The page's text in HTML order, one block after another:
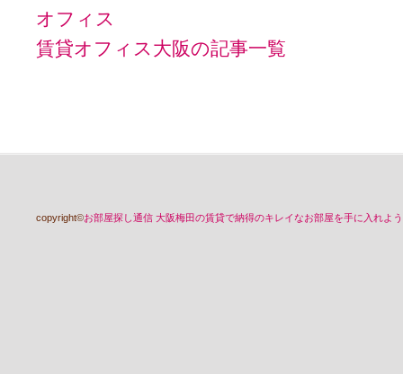
オフィス
賃貸オフィス大阪の記事一覧
copyright©お部屋探し通信 大阪梅田の賃貸で納得のキレイなお部屋を手に入れよう